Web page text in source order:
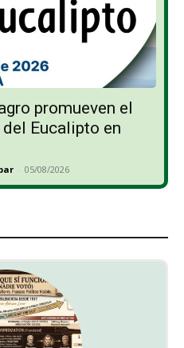
promueven el
Eucalipto en
- 05/08/2026